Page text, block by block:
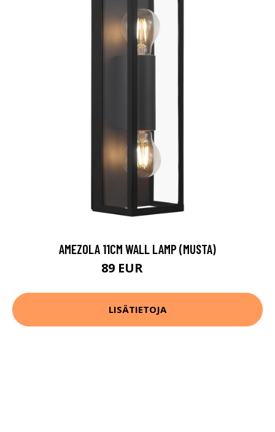
AMEZOLA 11CM WALL LAMP (MUSTA)
89 EUR
LISÄTIETOJA